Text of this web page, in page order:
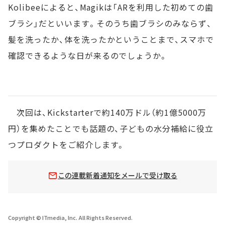
Kolibeeによると、Magikは「ARを利用した初めての歯
ブラシ」だといいます。そのうち歯ブラシのみならず、
髪を洗ったか、体を洗ったかということまで、スマホで
確認できるような日が来るのでしょうか。
次回は、Kickstarterで約140万ドル（約1億5000万
円）を集めたことでも話題の、子どもの水分補給に役立
つプロダクトをご紹介します。
この連載新着通知をメールで受け取る
Copyright © ITmedia, Inc. All Rights Reserved.